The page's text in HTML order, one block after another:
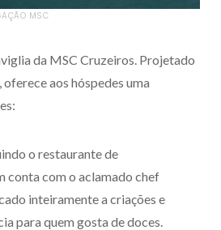
MSC
da MSC Cruzeiros. Projetado
aos hóspedes uma
o restaurante de
conta com o aclamado chef
inteiramente a criações e
para quem gosta de doces.